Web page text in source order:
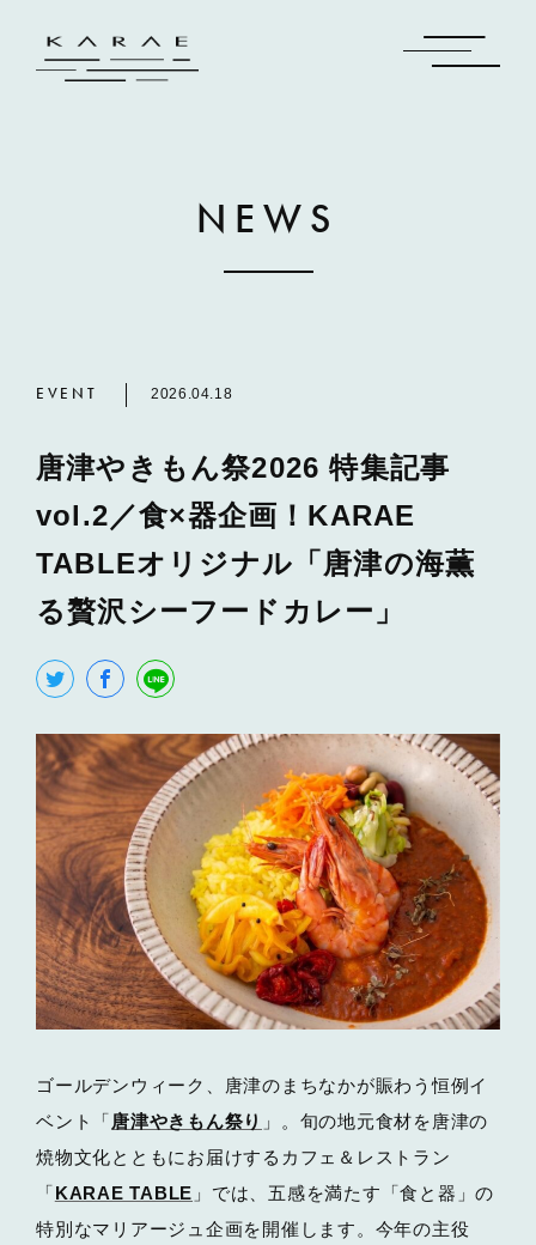
NEWS
EVENT 2026.04.18
唐津やきもん祭2026 特集記事
vol.2／食×器企画！KARAE
TABLEオリジナル「唐津の海薫
る贅沢シーフードカレー」
ゴールデンウィーク、唐津のまちなかが賑わう恒例イ
ベント「唐津やきもん祭り 」。旬の地元食材を唐津の
焼物文化とともにお届けするカフェ＆レストラン
「KARAE TABLE 」では、五感を満たす「食と器」の
特別なマリアージュ企画を開催します。今年の主役